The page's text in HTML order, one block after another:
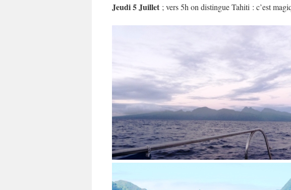
Jeudi 5 Juillet ; vers 5h on distingue Tahiti : c’est